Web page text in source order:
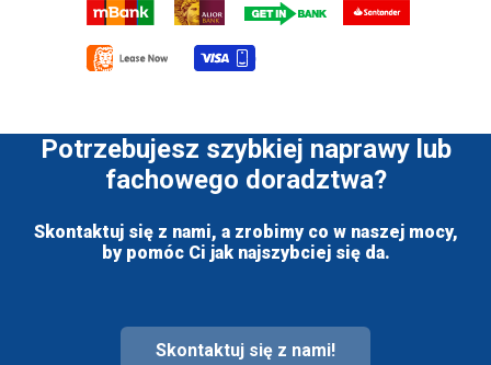
Potrzebujesz szybkiej naprawy lub
fachowego doradztwa?
Skontaktuj się z nami, a zrobimy co w naszej mocy,
by pomóc Ci jak najszybciej się da.
Skontaktuj się z nami!